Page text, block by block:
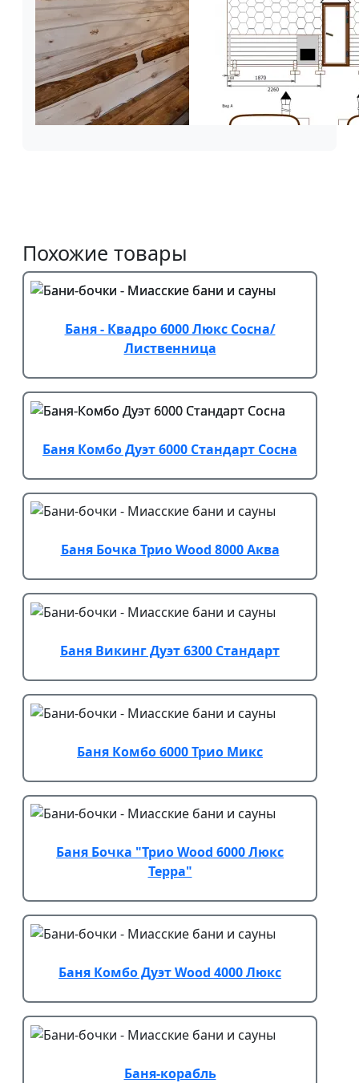
Похожие товары
Баня - Квадро 6000 Люкс Сосна/
Лиственница
Баня Комбо Дуэт 6000 Стандарт Сосна
Баня Бочка Трио Wood 8000 Аква
Баня Викинг Дуэт 6300 Стандарт
Баня Комбо 6000 Трио Микс
Баня Бочка "Трио Wood 6000 Люкс
Терра"
Баня Комбо Дуэт Wood 4000 Люкс
Баня-корабль